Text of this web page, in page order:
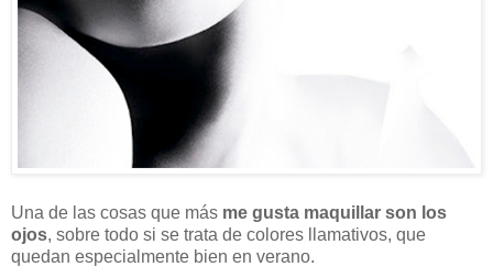
Una de las cosas que más me gusta maquillar son los
ojos, sobre todo si se trata de colores llamativos, que
quedan especialmente bien en verano.